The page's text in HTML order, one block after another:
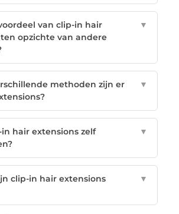
van clip-in hair
opzichte van andere
▼
methoden zijn er
▼
hair extensions zelf
▼
clip-in hair extensions
▼